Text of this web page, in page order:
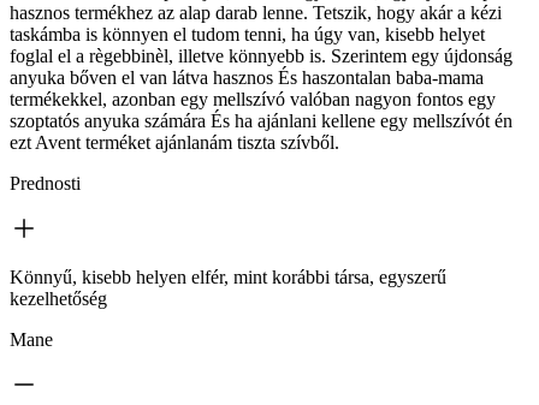
hasznos termékhez az alap darab lenne. Tetszik, hogy akár a kézi
taskámba is könnyen el tudom tenni, ha úgy van, kisebb helyet
foglal el a règebbinèl, illetve könnyebb is. Szerintem egy újdonság
anyuka bőven el van látva hasznos És haszontalan baba-mama
termékekkel, azonban egy mellszívó valóban nagyon fontos egy
szoptatós anyuka számára És ha ajánlani kellene egy mellszívót én
ezt Avent terméket ajánlanám tiszta szívből.
Prednosti
Könnyű, kisebb helyen elfér, mint korábbi társa, egyszerű
kezelhetőség
Mane